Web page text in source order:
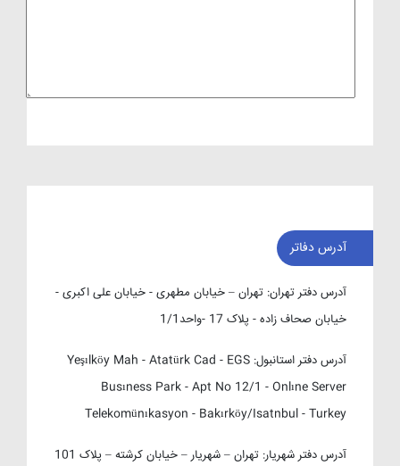
آدرس دفاتر
آدرس دفتر تهران: تهران – خیابان مطهری - خیابان علی اکبری -
خیابان صحاف زاده - پلاک 17 -واحد1/1
آدرس دفتر استانبول: Yeşılköy Mah - Atatürk Cad - EGS
Busıness Park - Apt No 12/1 - Onlıne Server
Telekomünıkasyon - Bakırköy/Isatnbul - Turkey
آدرس دفتر شهریار:
تهران – شهریار – خیابان کرشته – پلاک 101